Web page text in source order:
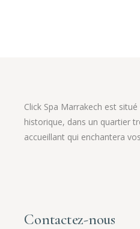
Click Spa Marrakech est
historique, dans un quartier
accueillant qui enchantera
Contactez-nous